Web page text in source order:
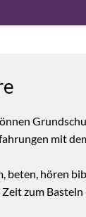
mit
beten, hören
zum